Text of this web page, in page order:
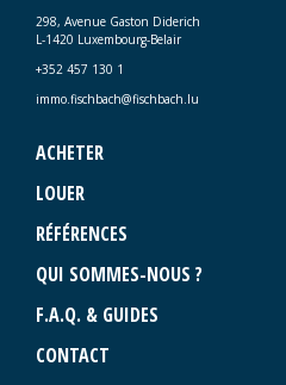
298, Avenue Gaston Diderich
L-1420 Luxembourg-Belair
+352 457 130 1
immo.fischbach@fischbach.lu
ACHETER
LOUER
RÉFÉRENCES
QUI SOMMES-NOUS ?
F.A.Q. & GUIDES
CONTACT